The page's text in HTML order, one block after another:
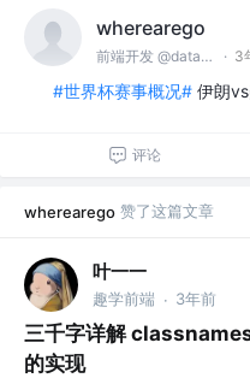
wherearego
前端开发 @dataqin · 3
#世界杯赛事概况# 伊朗
评论
wherearego 赞了这篇文章
叶一一
趣学前端 · 3年前
三千字详解
的实现